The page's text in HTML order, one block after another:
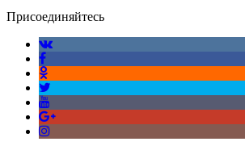
Присоединяйтесь